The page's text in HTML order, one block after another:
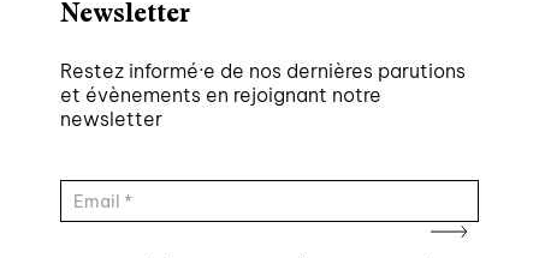
Newsletter
Restez informé·e de nos dernières parutions
et évènements en rejoignant notre
newsletter